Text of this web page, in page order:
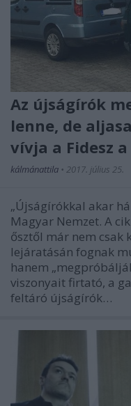
Az újságírók
lenne, de
vívja a Fidesz
kálmánattila • 2017. július 25.
„Újságírókkal akar
Magyar Nemzet. A
ősztől már nem
lejáratásán fognak
hanem
viszonyait firtató, a
feltáró újságírók…